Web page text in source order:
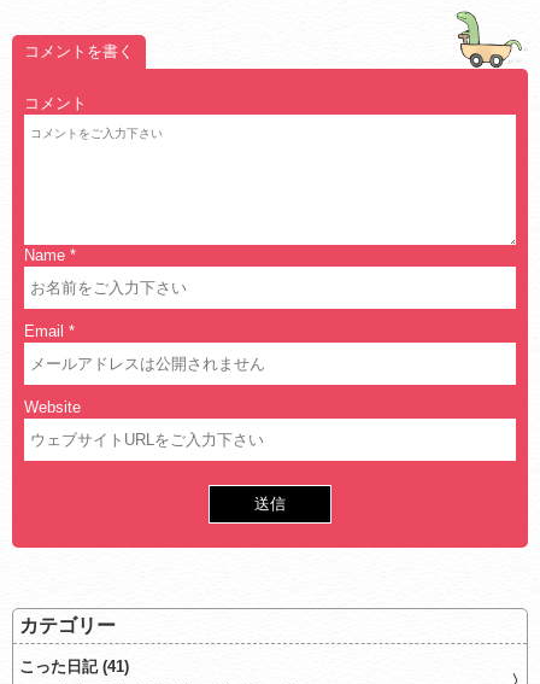
コメントを書く
コメント
Name *
Email *
Website
カテゴリー
こった日記 (41)